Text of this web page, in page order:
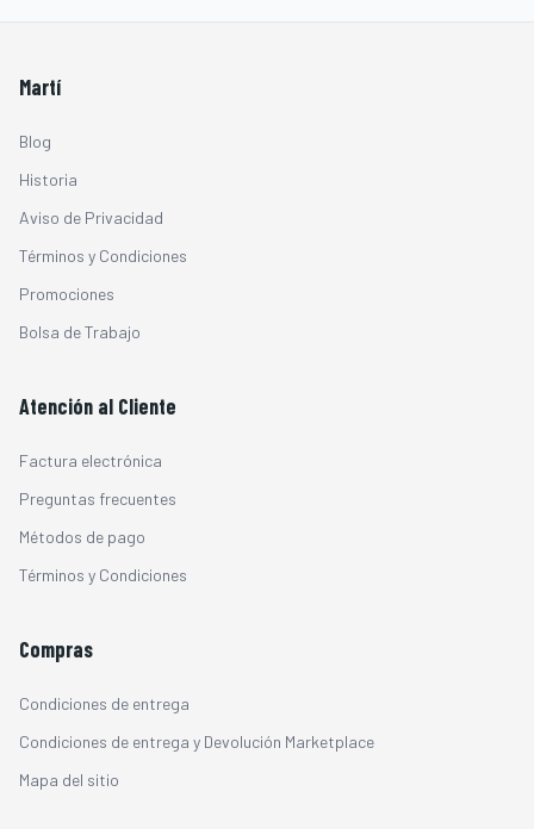
Martí
Blog
Historia
Aviso de Privacidad
Términos y Condiciones
Promociones
Bolsa de Trabajo
Atención al Cliente
Factura electrónica
Preguntas frecuentes
Métodos de pago
Términos y Condiciones
Compras
Condiciones de entrega
Condiciones de entrega y Devolución Marketplace
Mapa del sitio